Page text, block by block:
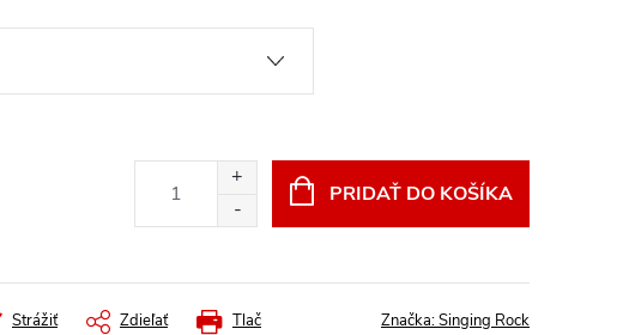
PRIDAŤ DO KOŠÍKA
Tlač
Strážiť Zdieľať Značka:Singing Rock